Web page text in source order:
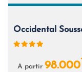
A partir 98.000